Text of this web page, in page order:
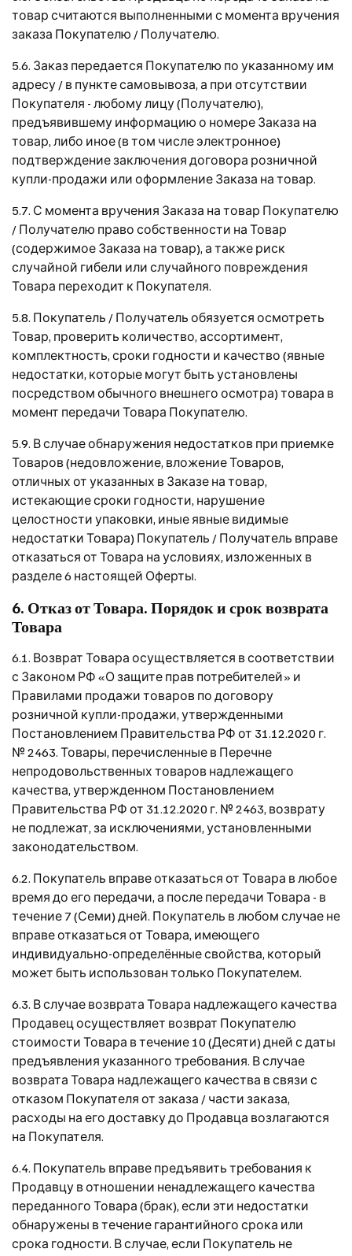
товар считаются выполненными с момента вручения
заказа Покупателю / Получателю.
5.6. Заказ передается Покупателю по указанному им
адресу / в пункте самовывоза, а при отсутствии
Покупателя - любому лицу (Получателю),
предъявившему информацию о номере Заказа на
товар, либо иное (в том числе электронное)
подтверждение заключения договора розничной
купли-продажи или оформление Заказа на товар.
5.7. С момента вручения Заказа на товар Покупателю
/ Получателю право собственности на Товар
(содержимое Заказа на товар), а также риск
случайной гибели или случайного повреждения
Товара переходит к Покупателя.
5.8. Покупатель / Получатель обязуется осмотреть
Товар, проверить количество, ассортимент,
комплектность, сроки годности и качество (явные
недостатки, которые могут быть установлены
посредством обычного внешнего осмотра) товара в
момент передачи Товара Покупателю.
5.9. В случае обнаружения недостатков при приемке
Товаров (недовложение, вложение Товаров,
отличных от указанных в Заказе на товар,
истекающие сроки годности, нарушение
целостности упаковки, иные явные видимые
недостатки Товара) Покупатель / Получатель вправе
отказаться от Товара на условиях, изложенных в
разделе 6 настоящей Оферты.
6. Отказ от Товара. Порядок и срок возврата
Товара
6.1. Возврат Товара осуществляется в соответствии
с Законом РФ «О защите прав потребителей» и
Правилами продажи товаров по договору
розничной купли-продажи, утвержденными
Постановлением Правительства РФ от 31.12.2020 г.
№ 2463. Товары, перечисленные в Перечне
непродовольственных товаров надлежащего
качества, утвержденном Постановлением
Правительства РФ от 31.12.2020 г. № 2463, возврату
не подлежат, за исключениями, установленными
законодательством.
6.2. Покупатель вправе отказаться от Товара в любое
время до его передачи, а после передачи Товара - в
течение 7 (Семи) дней. Покупатель в любом случае не
вправе отказаться от Товара, имеющего
индивидуально-определённые свойства, который
может быть использован только Покупателем.
6.3. В случае возврата Товара надлежащего качества
Продавец осуществляет возврат Покупателю
стоимости Товара в течение 10 (Десяти) дней с даты
предъявления указанного требования. В случае
возврата Товара надлежащего качества в связи с
отказом Покупателя от заказа / части заказа,
расходы на его доставку до Продавца возлагаются
на Покупателя.
6.4. Покупатель вправе предъявить требования к
Продавцу в отношении ненадлежащего качества
переданного Товара (брак), если эти недостатки
обнаружены в течение гарантийного срока или
срока годности. В случае, если Покупатель не